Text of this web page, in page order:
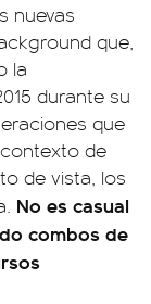
nuevas
que,
la
durante su
que
de
de vista, los
No es casual
combos de